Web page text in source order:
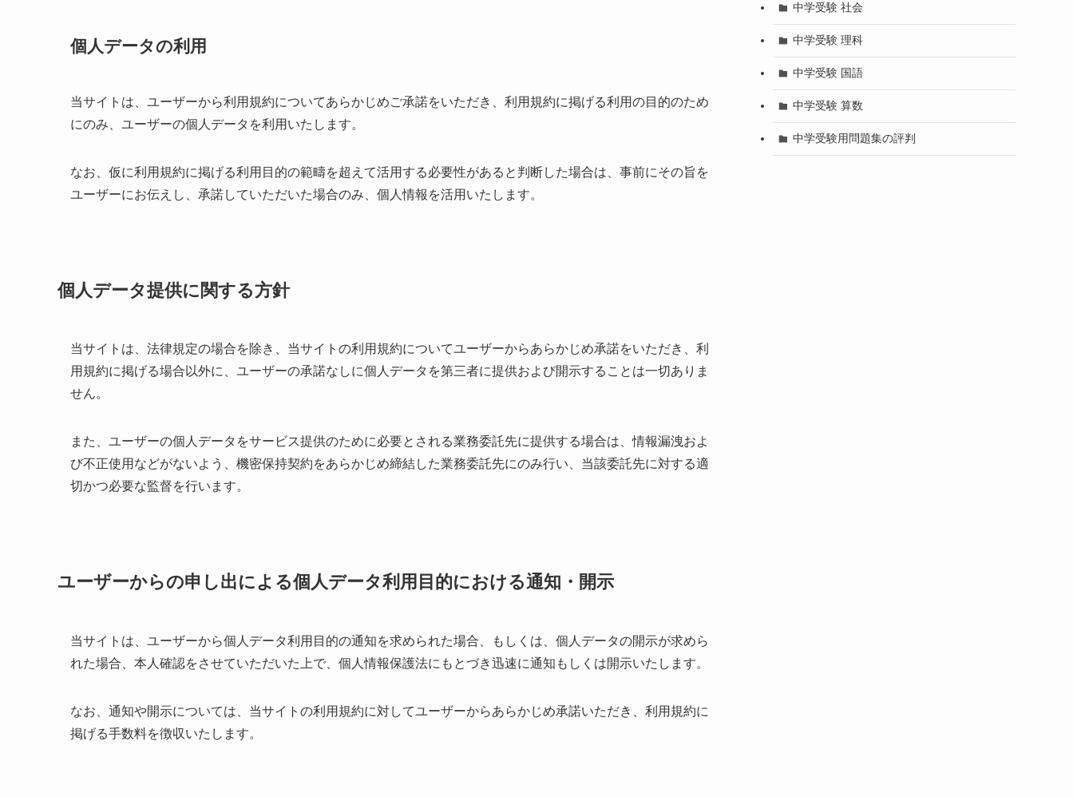
個人データの利用
当サイトは、ユーザーから利用規約についてあらかじめご承諾をいただき、利用規約に掲げる利用の目的のため
にのみ、ユーザーの個人データを利用いたします。
なお、仮に利用規約に掲げる利用目的の範疇を超えて活用する必要性があると判断した場合は、事前にその旨を
ユーザーにお伝えし、承諾していただいた場合のみ、個人情報を活用いたします。
個人データ提供に関する方針
当サイトは、法律規定の場合を除き、当サイトの利用規約についてユーザーからあらかじめ承諾をいただき、利
用規約に掲げる場合以外に、ユーザーの承諾なしに個人データを第三者に提供および開示することは一切ありま
せん。
また、ユーザーの個人データをサービス提供のために必要とされる業務委託先に提供する場合は、情報漏洩およ
び不正使用などがないよう、機密保持契約をあらかじめ締結した業務委託先にのみ行い、当該委託先に対する適
切かつ必要な監督を行います。
ユーザーからの申し出による個人データ利用目的における通知・開示
当サイトは、ユーザーから個人データ利用目的の通知を求められた場合、もしくは、個人データの開示が求めら
れた場合、本人確認をさせていただいた上で、個人情報保護法にもとづき迅速に通知もしくは開示いたします。
なお、通知や開示については、当サイトの利用規約に対してユーザーからあらかじめ承諾いただき、利用規約に
掲げる手数料を徴収いたします。
中学受験 社会
中学受験 理科
中学受験 国語
中学受験 算数
中学受験用問題集の評判